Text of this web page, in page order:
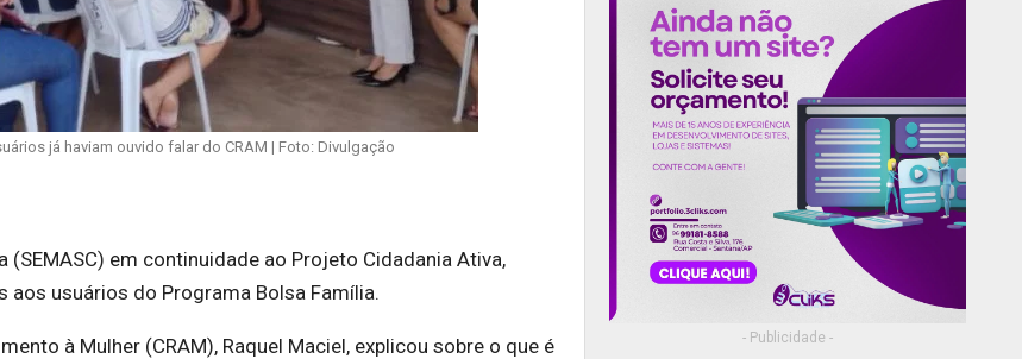
já haviam ouvido falar do CRAM | Foto: Divulgação
em continuidade ao Projeto Cidadania Ativa,
usuários do Programa Bolsa Família.
à Mulher (CRAM), Raquel Maciel, explicou sobre o que é
- Publicidade -